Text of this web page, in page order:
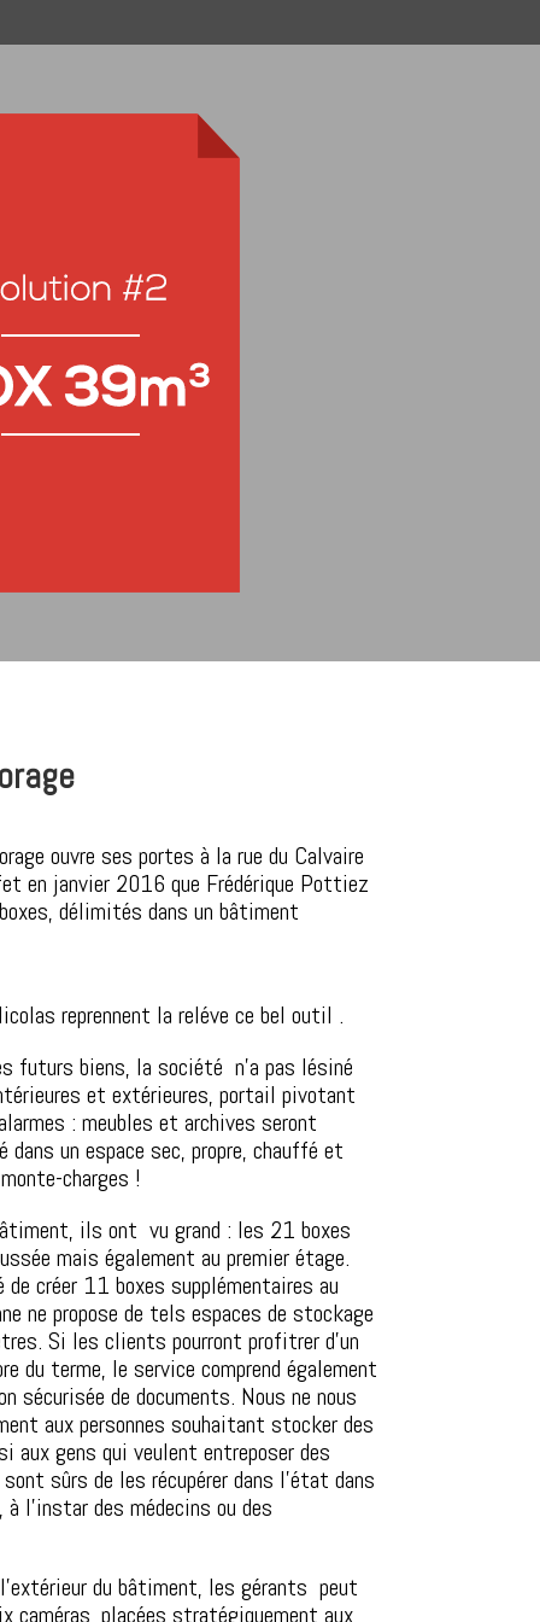
ouvre ses portes à la rue du Calvaire
en janvier 2016 que Frédérique Pottiez
délimités dans un bâtiment
reprennent la reléve ce bel outil .
futurs biens, la société n’a pas lésiné
et extérieures, portail pivotant
: meubles et archives seront
un espace sec, propre, chauffé et
charges !
ils ont vu grand : les 21 boxes
mais également au premier étage.
créer 11 boxes supplémentaires au
ne propose de tels espaces de stockage
Si les clients pourront profitrer d’un
du terme, le service comprend également
sécurisée de documents. Nous ne nous
aux personnes souhaitant stocker des
aux gens qui veulent entreposer des
sûrs de les récupérer dans l’état dans
l’instar des médecins ou des
du bâtiment, les gérants peut
caméras, placées stratégiquement aux